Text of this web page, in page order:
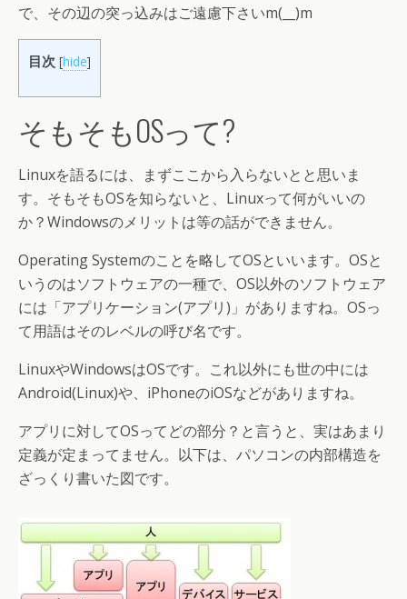
で、その辺の突っ込みはご遠慮下さいm(__)m
目次 [hide]
そもそもOSって?
Linuxを語るには、まずここから入らないとと思いま
す。そもそもOSを知らないと、Linuxって何がいいの
か？Windowsのメリットは等の話ができません。
Operating Systemのことを略してOSといいます。OSと
いうのはソフトウェアの一種で、OS以外のソフトウェア
には「アプリケーション(アプリ)」がありますね。OSっ
て用語はそのレベルの呼び名です。
LinuxやWindowsはOSです。これ以外にも世の中には
Android(Linux)や、iPhoneのiOSなどがありますね。
アプリに対してOSってどの部分？と言うと、実はあまり
定義が定まってません。以下は、パソコンの内部構造を
ざっくり書いた図です。